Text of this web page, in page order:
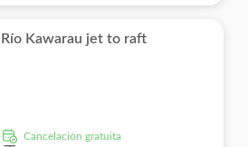
Río Kawarau jet to raft
cancelación gratuita